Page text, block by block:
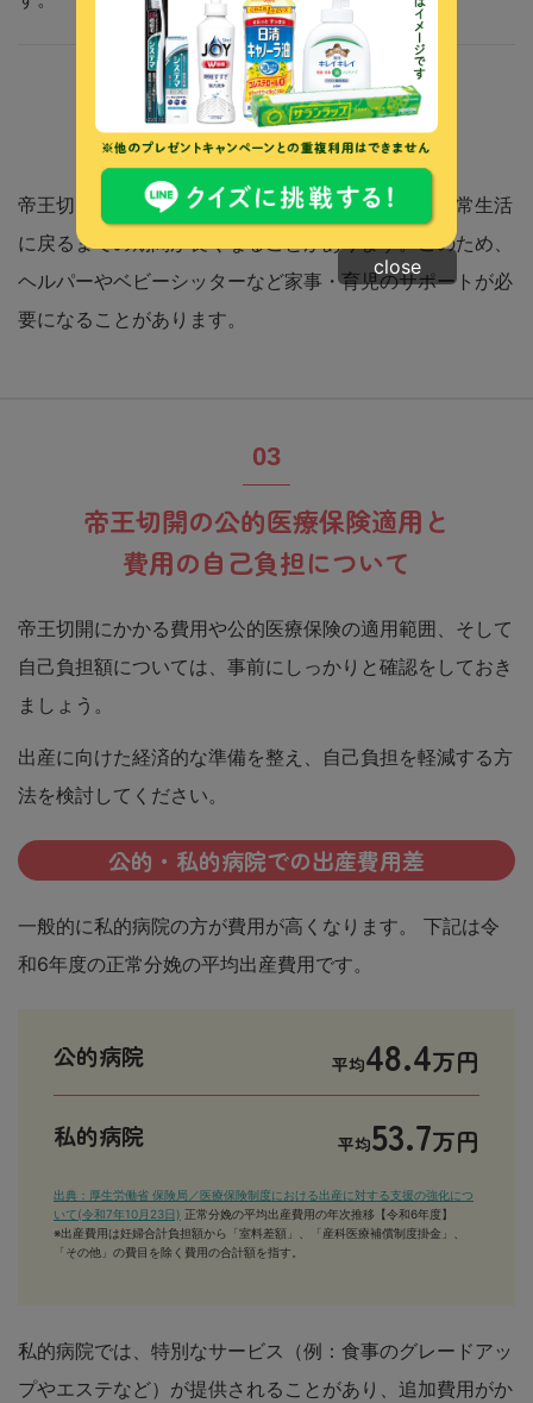
術後の回復期間
帝王切開後の回復には時間がかかるため、仕事や日常生活
に戻るまでの期間が長くなることがあります。このため、
ヘルパーやベビーシッターなど家事・育児のサポートが必
要になることがあります。
帝王切開の公的医療保険適用と
費用の自己負担について
帝王切開にかかる費用や公的医療保険の適用範囲、そして
自己負担額については、事前にしっかりと確認をしておき
ましょう。
出産に向けた経済的な準備を整え、自己負担を軽減する方
法を検討してください。
公的・私的病院での出産費用差
一般的に私的病院の方が費用が高くなります。 下記は令
和6年度の正常分娩の平均出産費用です。
公的病院 平均48.4万円
私的病院 平均53.7万円
出典：厚生労働省 保険局／医療保険制度における出産に対する支援の強化につ
いて(令和7年10月23日) 正常分娩の平均出産費用の年次推移【令和6年度】
※出産費用は妊婦合計負担額から「室料差額」、「産科医療補償制度掛金」、
「その他」の費目を除く費用の合計額を指す。
私的病院では、特別なサービス（例：食事のグレードアッ
プやエステなど）が提供されることがあり、追加費用がか
close